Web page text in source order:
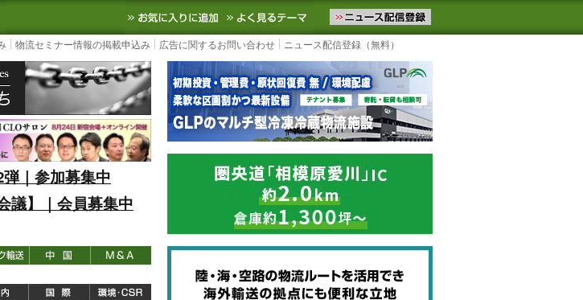
ースサイト
3PL, SCMなど国内外の最新の物流ニュースをお届けします。物流ニュースメール配信を登録す
お気に入りに追加 よく見るテーマ
物流セミナー情報の掲載申込み 広告に関するお問い合わせ ニュース配信登録（無料）
｜参加募集中
議】｜会員募集中